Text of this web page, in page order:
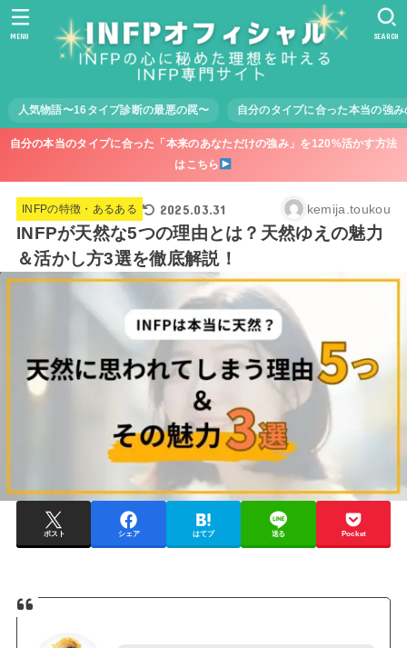
人気物語〜16タイプ診断の最悪の罠〜 自分のタイプに合った本当の強
SEARCH
MENU
自分の本当のタイプに合った「本来のあなただけの強み」を120%活かす方法
はこちら
INFPの特徴・あるある 2025.03.31 kemija.toukou
INFPが天然な5つの理由とは？天然ゆえの魅力
＆活かし方3選を徹底解説！
ポスト シェア はてブ 送る Pocket